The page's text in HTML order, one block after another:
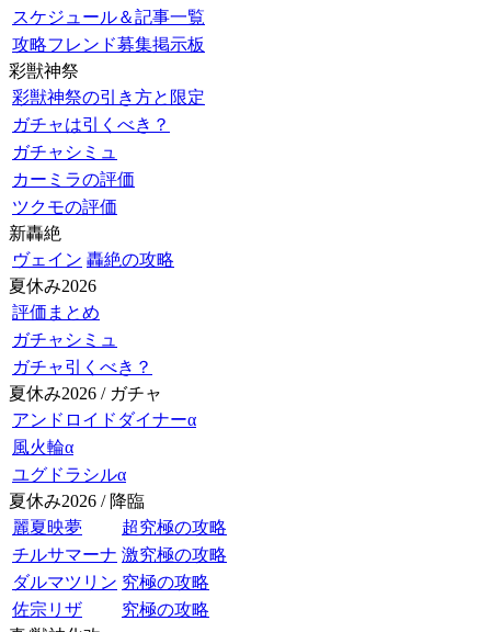
スケジュール＆記事一覧
攻略フレンド募集掲示板
彩獣神祭
彩獣神祭の引き方と限定
ガチャは引くべき？
ガチャシミュ
カーミラの評価
ツクモの評価
新轟絶
ヴェイン 轟絶の攻略
夏休み2026
評価まとめ
ガチャシミュ
ガチャ引くべき？
夏休み2026 / ガチャ
アンドロイドダイナーα
風火輪α
ユグドラシルα
夏休み2026 / 降臨
麗夏映夢
超究極の攻略
チルサマーナ 激究極の攻略
ダルマツリン 究極の攻略
佐宗リザ
究極の攻略